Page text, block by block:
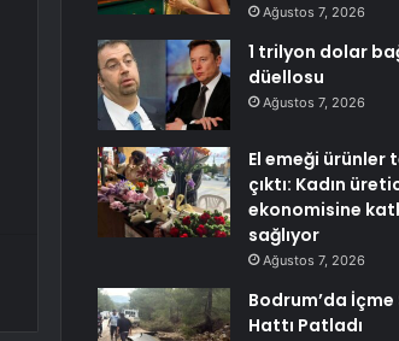
Ağustos 7, 2026
1 trilyon dolar
düellosu
Ağustos 7, 2026
El emeği ürünler
çıktı: Kadın
ekonomisine
sağlıyor
Ağustos 7, 2026
Bodrum’da İçme
Hattı Patladı